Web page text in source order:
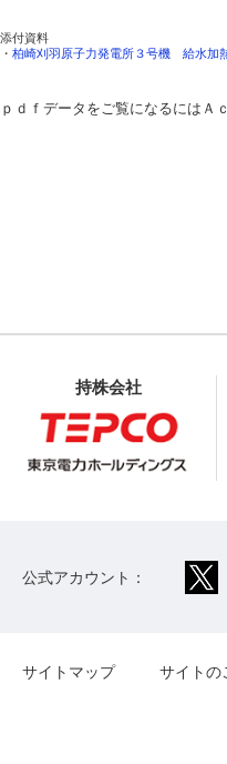
添付資料
・ 柏崎刈羽原子力発電所３号機　給水
ｐｄｆデータをご覧になるにはＡ
持株会社
公式アカウント：
サイトマップ サイトの